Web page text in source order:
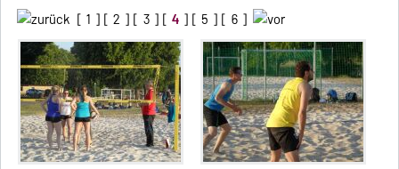
[ 1 ] [ 2 ] [ 3 ] [ 4 ] [ 5 ] [ 6 ]